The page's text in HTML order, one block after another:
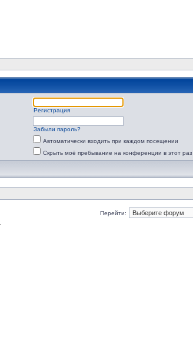
Регистрация
Забыли пароль?
Автоматически входить при каждом посещении
Скрыть моё пребывание на конференции в этот раз
Перейти: